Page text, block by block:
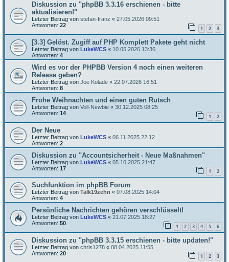
Diskussion zu "phpBB 3.3.16 erschienen - bitte
aktualisieren!"
Letzter Beitrag von stefan-franz « 27.05.2026 09:51
Antworten: 22 1 2 3
[3.3] Gelöst. Zugiff auf PHP Komplett Pakete geht nicht
Letzter Beitrag von LukeWCS « 10.05.2026 13:36
Antworten: 4
Wird es vor der PHPBB Version 4 noch einen weiteren
Release geben?
Letzter Beitrag von Joe Kolade « 22.07.2026 16:51
Antworten: 8
Frohe Weihnachten und einen guten Rutsch
Letzter Beitrag von Voll-Newbie « 30.12.2025 08:25
Antworten: 14 1 2
Der Neue
Letzter Beitrag von LukeWCS « 06.11.2025 22:12
Antworten: 2
Diskussion zu "Accountsicherheit - Neue Maßnahmen"
Letzter Beitrag von LukeWCS « 05.10.2025 21:47
Antworten: 17 1 2
Suchfunktion im phpBB Forum
Letzter Beitrag von Talk19zehn « 07.08.2025 14:04
Antworten: 4
Persönliche Nachrichten gehören verschlüsselt!
Letzter Beitrag von LukeWCS « 21.07.2025 18:27
Antworten: 50 1 2 3 4 5 6
Diskussion zu "phpBB 3.3.15 erschienen - bitte updaten!"
Letzter Beitrag von chris1278 « 08.04.2025 11:55
Antworten: 20 1 2 3